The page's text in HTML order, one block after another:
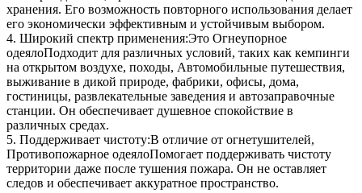
хранения. Его возможность повторного использования делает
его экономически эффективным и устойчивым выбором.
4. Широкий спектр применения:Это Огнеупорное
одеялоПодходит для различных условий, таких как кемпинги
на открытом воздухе, походы, Автомобильные путешествия,
выживание в дикой природе, фабрики, офисы, дома,
гостиницы, развлекательные заведения и автозаправочные
станции. Он обеспечивает душевное спокойствие в
различных средах.
5. Поддерживает чистоту:В отличие от огнетушителей,
Противопожарное одеялоПомогает поддерживать чистоту
территории даже после тушения пожара. Он не оставляет
следов и обеспечивает аккуратное пространство.